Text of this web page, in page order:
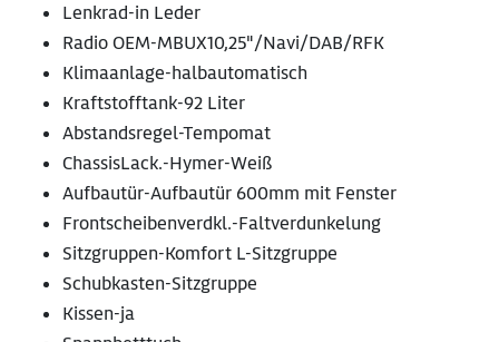
Lenkrad-in Leder
Radio OEM-MBUX10,25"/Navi/DAB/RFK
Klimaanlage-halbautomatisch
Kraftstofftank-92 Liter
Abstandsregel-Tempomat
ChassisLack.-Hymer-Weiß
Aufbautür-Aufbautür 600mm mit Fenster
Frontscheibenverdkl.-Faltverdunkelung
Sitzgruppen-Komfort L-Sitzgruppe
Schubkasten-Sitzgruppe
Kissen-ja